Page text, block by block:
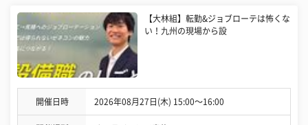
【大林組】転勤&ジョブローテは怖くな
い！九州の現場から設
開催日時 2026年08月27日(木) 15:00〜16:00